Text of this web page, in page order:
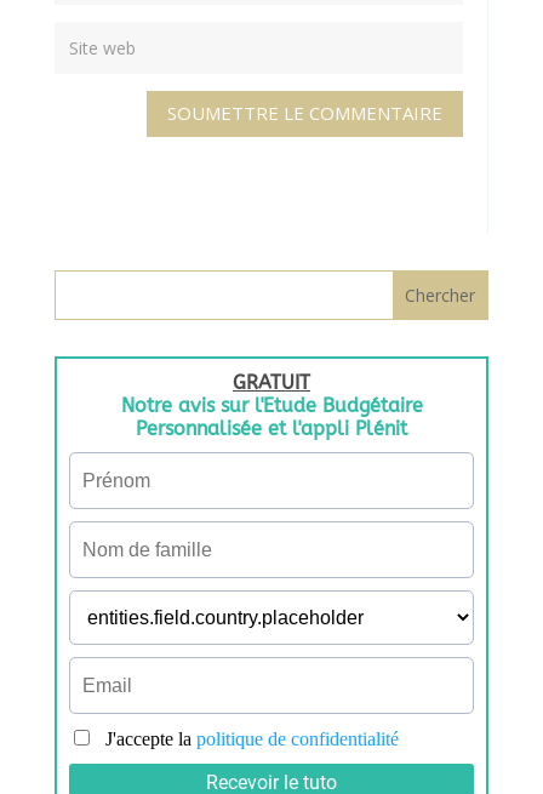
SOUMETTRE LE COMMENTAIRE